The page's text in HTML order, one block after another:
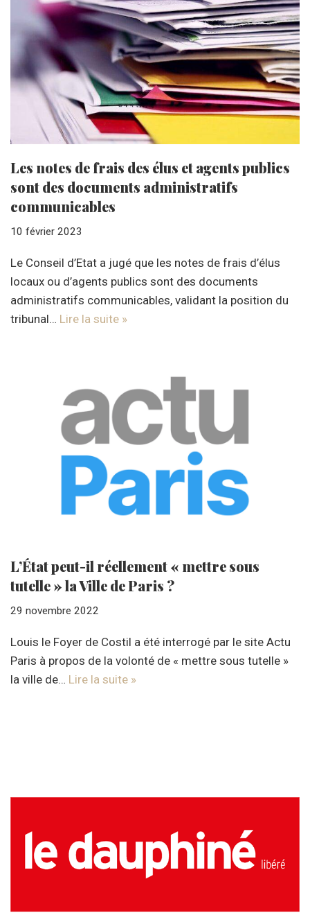
Les notes de frais des élus et agents publics
sont des documents administratifs
communicables
10 février 2023
Le Conseil d’Etat a jugé que les notes de frais d’élus
locaux ou d’agents publics sont des documents
administratifs communicables, validant la position du
tribunal… Lire la suite »
L’État peut-il réellement « mettre sous
tutelle » la Ville de Paris ?
29 novembre 2022
Louis le Foyer de Costil a été interrogé par le site Actu
Paris à propos de la volonté de « mettre sous tutelle »
la ville de… Lire la suite »